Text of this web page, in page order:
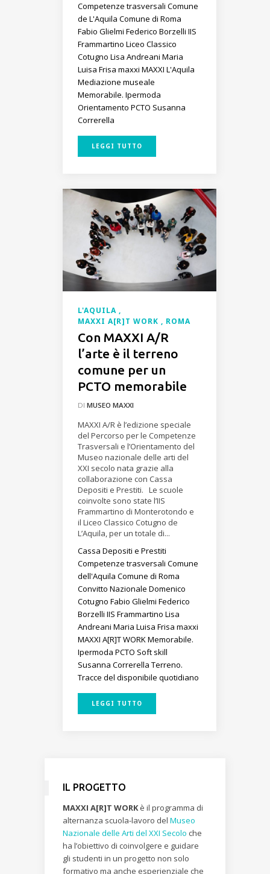
Competenze trasversali Comune
de L'Aquila Comune di Roma
Fabio Glielmi Federico Borzelli IIS
Frammartino Liceo Classico
Cotugno Lisa Andreani Maria
Luisa Frisa maxxi MAXXI L'Aquila
Mediazione museale
Memorabile. Ipermoda
Orientamento PCTO Susanna
Correrella
LEGGI TUTTO
L'AQUILA
MAXXI A[R]T WORK
ROMA
Con MAXXI A/R
l’arte è il terreno
comune per un
PCTO memorabile
DI MUSEO MAXXI
MAXXI A/R è l’edizione speciale
del Percorso per le Competenze
Trasversali e l’Orientamento del
Museo nazionale delle arti del
XXI secolo nata grazie alla
collaborazione con Cassa
Depositi e Prestiti. Le scuole
coinvolte sono state l’IIS
Frammartino di Monterotondo e
il Liceo Classico Cotugno de
L’Aquila, per un totale di...
Cassa Depositi e Prestiti
Competenze trasversali Comune
dell'Aquila Comune di Roma
Convitto Nazionale Domenico
Cotugno Fabio Glielmi Federico
Borzelli IIS Frammartino Lisa
Andreani Maria Luisa Frisa maxxi
MAXXI A[R]T WORKMemorabile.
Ipermoda PCTO Soft skill
Susanna Correrella Terreno.
Tracce del disponibile quotidiano
LEGGI TUTTO
IL PROGETTO
MAXXI A[R]T WORKè il programma di
alternanza scuola-lavoro del Museo
Nazionale delle Arti del XXI Secolo che
ha l’obiettivo di coinvolgere e guidare
gli studenti in un progetto non solo
formativo ma anche esperienziale che